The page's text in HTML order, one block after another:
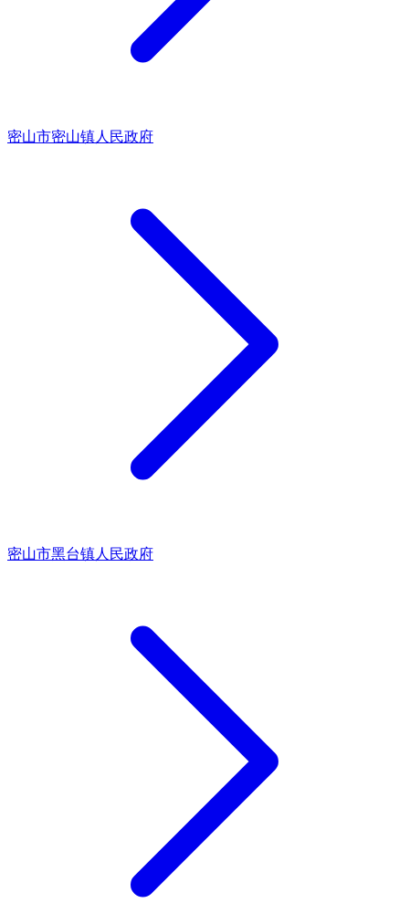
密山市密山镇人民政府
密山市黑台镇人民政府